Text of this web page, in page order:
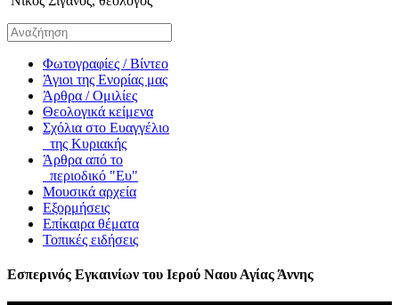
Φωτογραφίες / Βίντεο
Άγιοι της Ενορίας μας
Άρθρα / Ομιλίες
Θεολογικά κείμενα
Σχόλια στο Ευαγγέλιο
της Κυριακής
Άρθρα από το
περιοδικό "Ευ"
Μουσικά αρχεία
Εξορμήσεις
Επίκαιρα θέματα
Τοπικές ειδήσεις
Εσπερινός Εγκαινίων του Ιερού Ναου Αγίας Άννης